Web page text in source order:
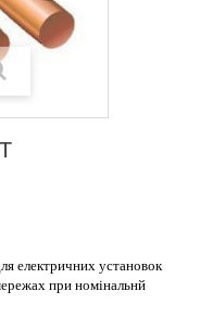
електричних установок
при номінальнй